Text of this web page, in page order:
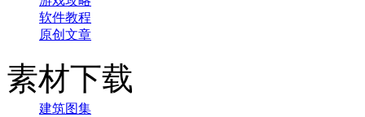
软件教程
原创文章
素材下载
建筑图集